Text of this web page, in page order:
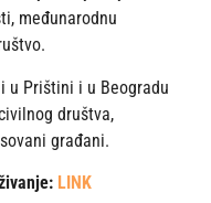
međunarodnu
u Prištini i u Beogradu
društva,
građani.
LINK